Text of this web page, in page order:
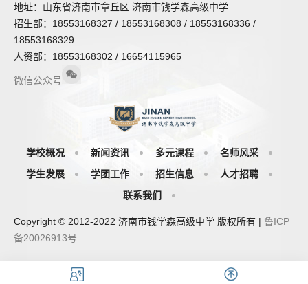
地址：山东省济南市章丘区 济南市钱学森高级中学
招生部：18553168327 / 18553168308 / 18553168336 /
18553168329
人资部：18553168302 / 16654115965
微信公众号
学校概况 新闻资讯 多元课程
名师风采
学生发展
学团工作 招生信息
人才招聘
联系我们
Copyright © 2012-2022 济南市钱学森高级中学 版权所有 | 鲁ICP
备20026913号